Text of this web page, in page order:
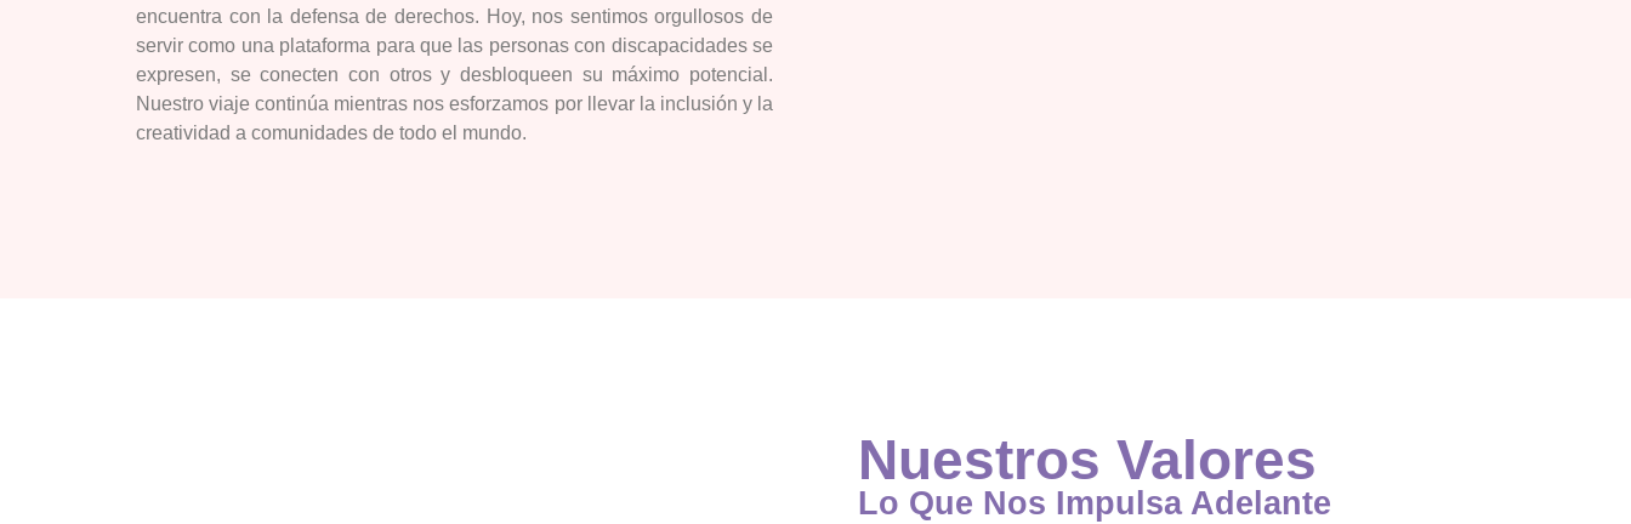
encuentra con la defensa de derechos. Hoy, nos sentimos orgullosos de
servir como una plataforma para que las personas con discapacidades se
expresen, se conecten con otros y desbloqueen su máximo potencial.
Nuestro viaje continúa mientras nos esforzamos por llevar la inclusión y la
creatividad a comunidades de todo el mundo.
Nuestros Valores
Lo Que Nos Impulsa Adelante